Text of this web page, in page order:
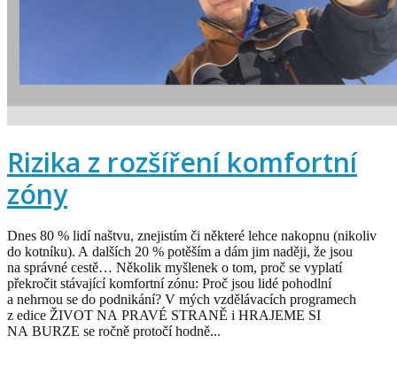
Rizika z rozšíření komfortní
zóny
Dnes 80 % lidí naštvu, znejistím či některé lehce nakopnu (nikoliv
do kotníku). A dalších 20 % potěším a dám jim naději, že jsou
na správné cestě… Několik myšlenek o tom, proč se vyplatí
překročit stávající komfortní zónu: Proč jsou lidé pohodlní
a nehrnou se do podnikání? V mých vzdělávacích programech
z edice ŽIVOT NA PRAVÉ STRANĚ i HRAJEME SI
NA BURZE se ročně protočí hodně...